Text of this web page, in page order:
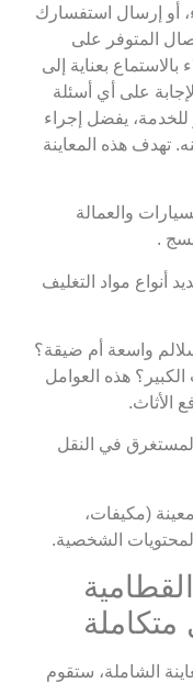
أو إرسال استفسارك
المتوفر على
بعناية إلى
على أي أسئلة
يفضل إجراء
تهدف هذه المعاينة
والعمالة
.
أنواع مواد التغليف
واسعة أم ضيقة؟
هذه العوامل
الأثاث.
في النقل
(مكيفات،
الشخصية.
القطامية
الشاملة، ستقوم